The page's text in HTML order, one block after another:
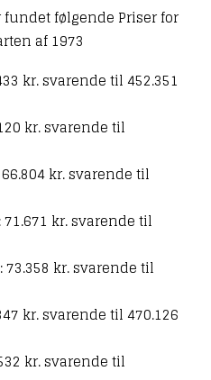
følgende Priser for
af 1973
kr. svarende til 452.351
kr. svarende til
kr. svarende til
71.671 kr. svarende til
73.358 kr. svarende til
kr. svarende til 470.126
kr. svarende til